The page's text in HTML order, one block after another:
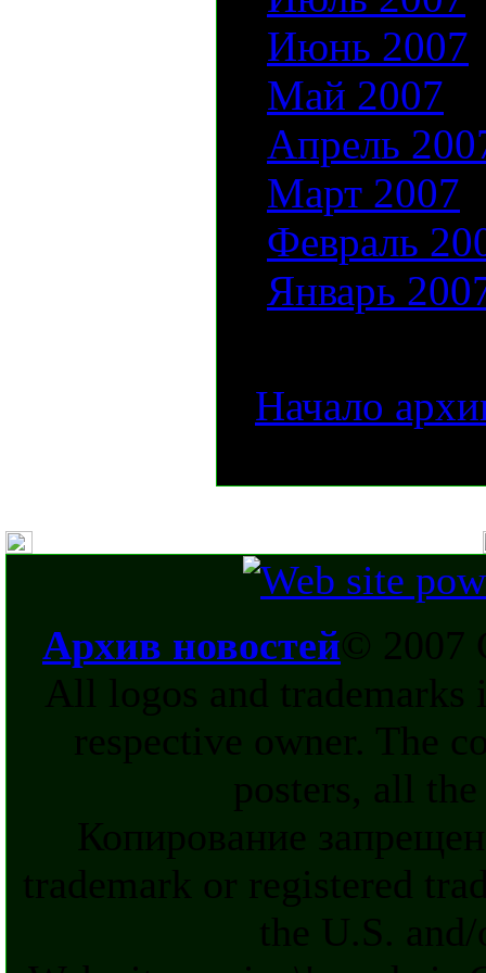
Июнь 2007
Май 2007
Апрель
Март 2007
Февраль
Январь
Начало
Архив новостей© 2007
All logos and
respective owner. The
posters, all
Копирование
trademark or registered
the U.S.